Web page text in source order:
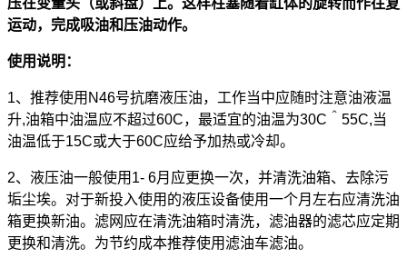
运动，完成吸油和压油动作。
使用说明：
1、推荐使用N46号抗磨液压油，工作当中应随时注意油液温
升,油箱中油温应不超过60C，最适宜的油温为30C＾55C,当
油温低于15C或大于60C应给予加热或冷却。
2、液压油一般使用1- 6月应更换一次，并清洗油箱、去除污
垢尘埃。对于新投入使用的液压设备使用一个月左右应清洗油
箱更换新油。滤网应在清洗油箱时清洗，滤油器的滤芯应定期
更换和清洗。为节约成本推荐使用滤油车滤油。